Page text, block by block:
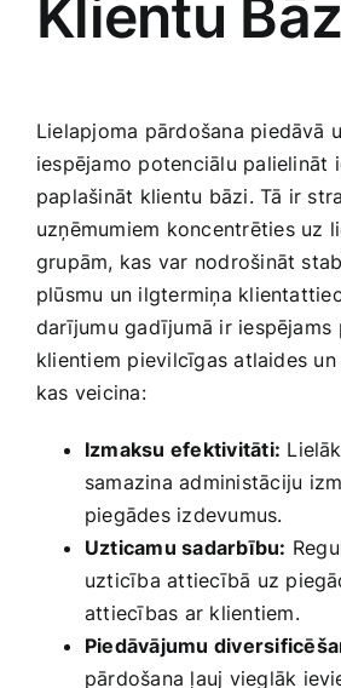
Klientu
Lielapjoma pārdošana piedāvā⁣
iespējamo potenciālu palielināt
paplašināt klientu bāzi. Tā ir
uzņēmumiem koncentrēties uz
grupām, kas var nodrošināt
plūsmu un ilgtermiņa
darījumu gadījumā ir ​iespējams
klientiem pievilcīgas atlaides
kas veicina:
Izmaksu‍ efektivitāti:
‍samazina administāciju
piegādes izdevumus.
Uzticamu sadarbību:
uzticība attiecībā uz
attiecības ar klientiem.
Piedāvājumu
pārdošana ļauj vieglāk